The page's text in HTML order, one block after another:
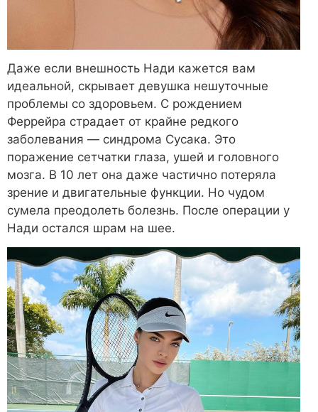
Даже если внешность Нади кажется вам
идеальной, скрывает девушка нешуточные
проблемы со здоровьем. С рождением
Феррейра страдает от крайне редкого
заболевания — синдрома Сусака. Это
поражение сетчатки глаза, ушей и головного
мозга. В 10 лет она даже частично потеряла
зрение и двигательные функции. Но чудом
сумела преодолеть болезнь. После операции у
Нади остался шрам на шее.